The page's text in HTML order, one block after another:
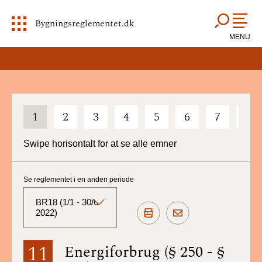
Bygningsreglementet.dk
MENU
1 2 3 4 5 6 7
Swipe horisontalt for at se alle emner
11 Energiforbrug (§ 250 - §
Se reglementet i en anden periode
BR18 (1/1 - 30/6
2022)
BR18 (Aktuelt)